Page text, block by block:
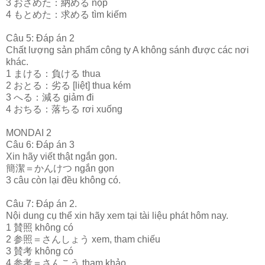
3 おさめた：納める nộp
4 もとめた：求める tìm kiếm
Câu 5: Đáp án 2
Chất lượng sản phẩm công ty A không sánh được các nơi
khác.
1 まける：負ける thua
2 おとる：劣る [liệt] thua kém
3 へる：減る giảm đi
4 おちる：落ちる rơi xuống
MONDAI 2
Câu 6: Đáp án 3
Xin hãy viết thật ngắn gọn.
簡潔＝かんけつ ngắn gọn
3 câu còn lại đều không có.
Câu 7: Đáp án 2.
Nội dung cụ thể xin hãy xem tại tài liệu phát hôm nay.
1 賛照 không có
2 参照＝さんしょう xem, tham chiếu
3 賛考 không có
4 参考＝さんこう tham khảo